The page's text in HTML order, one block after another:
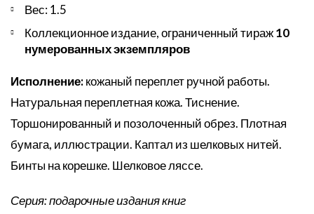
Вес: 1.5
Коллекционное издание, ограниченный тираж10
нумерованных экземпляров
Исполнение:кожаный переплет ручной работы.
Натуральная переплетная кожа. Тиснение.
Торшонированный и позолоченный обрез. Плотная
бумага, иллюстрации. Каптал из шелковых нитей.
Бинты на корешке. Шелковое ляссе.
Серия: подарочные издания книг